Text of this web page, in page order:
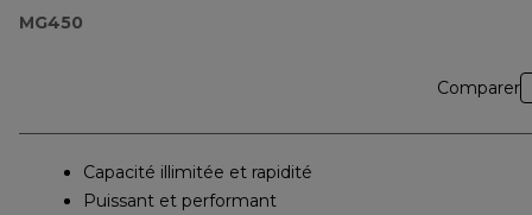
MG450
Comparer
Capacité illimitée et rapidité
Puissant et performant